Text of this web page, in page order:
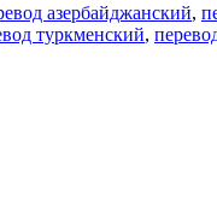
азербайджанский,
туркменский,